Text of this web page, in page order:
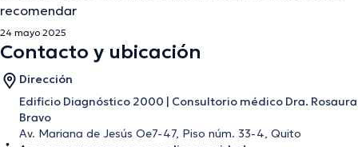
recomendar
24 mayo 2025
Contacto y ubicación
Dirección
Edificio Diagnóstico 2000 | Consultorio médico Dra. Rosaura
Bravo
Av. Mariana de Jesús Oe7-47, Piso núm. 33-4, Quito